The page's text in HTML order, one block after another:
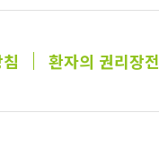
환자의 권리장전